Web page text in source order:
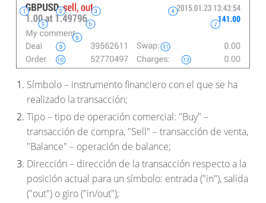
Símbolo– instrumento financiero con el que se ha
realizado la transacción;
Tipo– tipo de operación comercial: "Buy" –
transacción de compra, "Sell" – transacción de venta,
"Balance" – operación de balance;
Dirección – dirección de la transacción respecto a la
posición actual para un símbolo: entrada ("in"), salida
("out") o giro ("in/out");